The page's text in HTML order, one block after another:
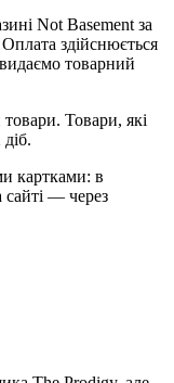
Not Basement за
здійснюється
товарний
Товари, які
картками: в
сайті — через